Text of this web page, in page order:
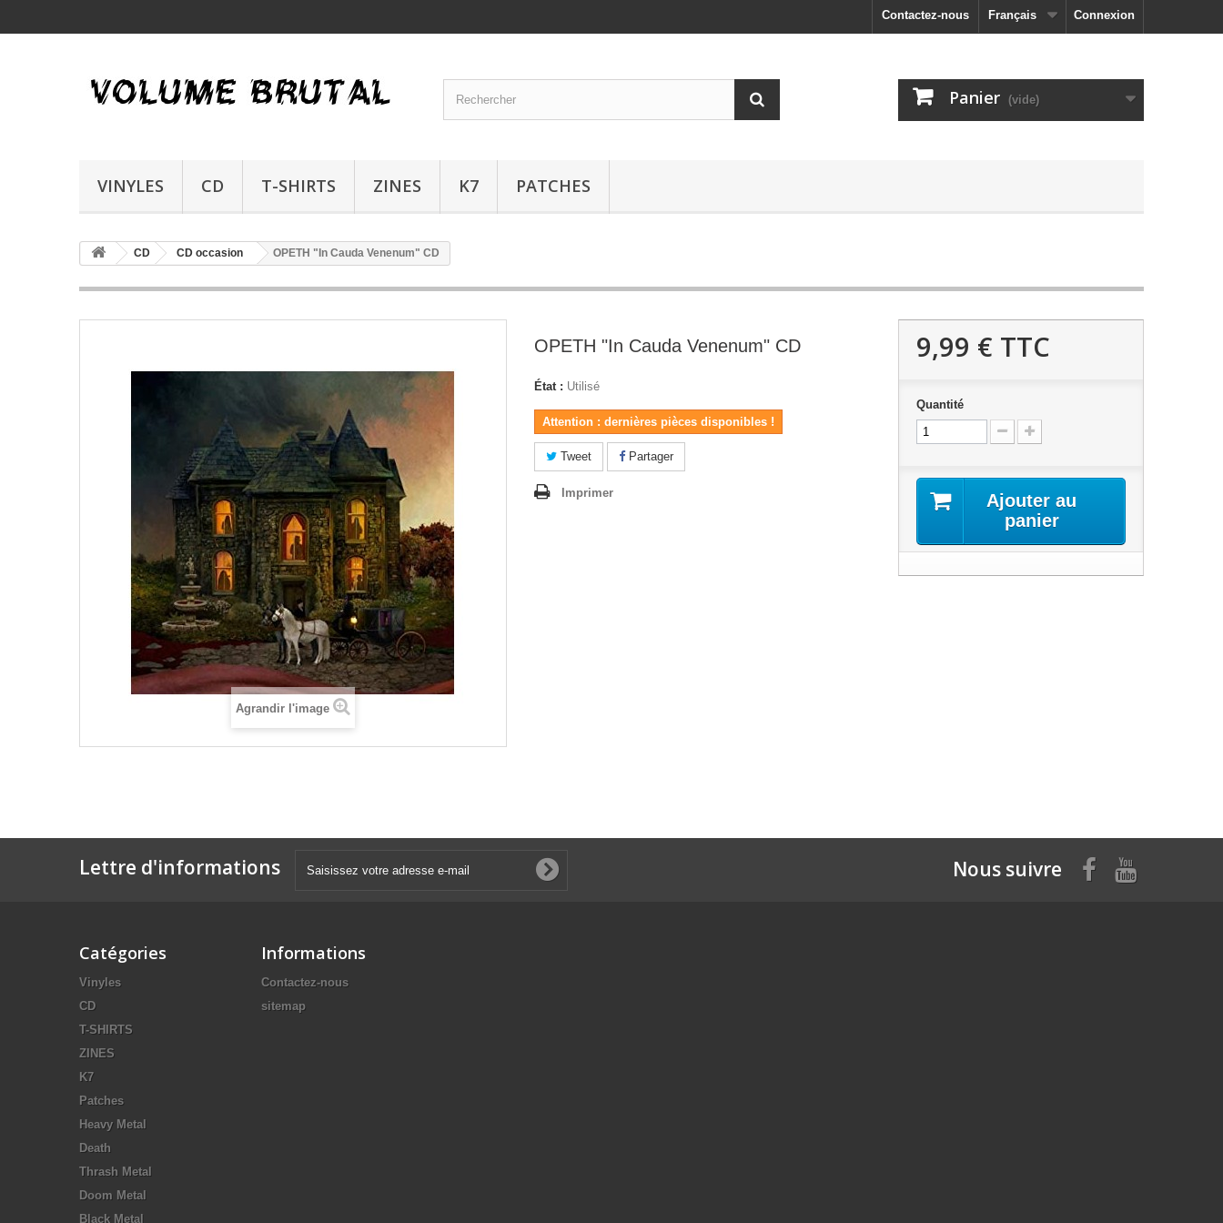
Connexion
Français
Contactez-nous
Panier (vide)
VINYLES CD T-SHIRTS ZINES K7 PATCHES
CD CD occasion OPETH "In Cauda Venenum" CD
Agrandir l'image
OPETH "In Cauda Venenum" CD
État : Utilisé
Attention : dernières pièces disponibles !
Tweet Partager
Imprimer
9,99 € TTC
Quantité
Ajouter au
panier
Lettre d'informations Nous suivre
Catégories
Vinyles
CD
T-SHIRTS
ZINES
K7
Patches
Heavy Metal
Death
Thrash Metal
Doom Metal
Black Metal
Informations
Contactez-nous
sitemap